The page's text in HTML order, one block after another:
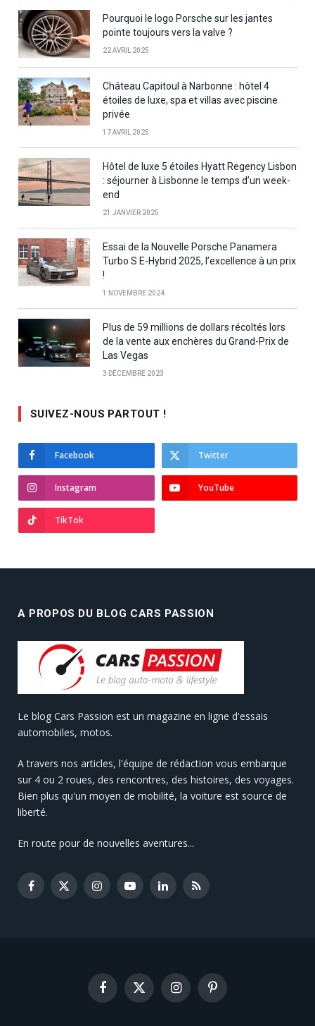
Pourquoi le logo Porsche sur les jantes
pointe toujours vers la valve ?
22 AVRIL 2025
Château Capitoul à Narbonne : hôtel 4
étoiles de luxe, spa et villas avec piscine
privée
17 AVRIL 2025
Hôtel de luxe 5 étoiles Hyatt Regency Lisbon
: séjourner à Lisbonne le temps d’un week-
end
21 JANVIER 2025
Essai de la Nouvelle Porsche Panamera
Turbo S E-Hybrid 2025, l’excellence à un prix
!
1 NOVEMBRE 2024
Plus de 59 millions de dollars récoltés lors
de la vente aux enchères du Grand-Prix de
Las Vegas
3 DÉCEMBRE 2023
SUIVEZ-NOUS PARTOUT !
Facebook Twitter
Instagram YouTube
TikTok
A PROPOS DU BLOG CARS PASSION
Le blog Cars Passion est un magazine en ligne d'essais
automobiles, motos.
A travers nos articles, l'équipe de rédaction vous embarque
sur 4 ou 2 roues, des rencontres, des histoires, des voyages.
Bien plus qu'un moyen de mobilité, la voiture est source de
liberté.
En route pour de nouvelles aventures...
Facebook
X
InstagramYouTubeLinkedInRSS
Facebook
X
(Twitter)
InstagramPinterest